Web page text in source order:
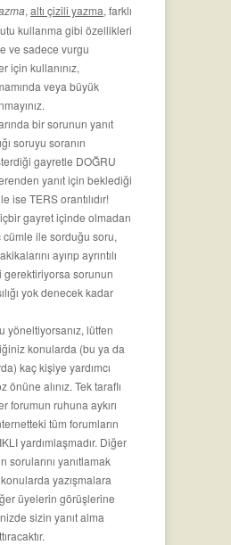
, altı çizili yazma, farklı
kullanma gibi özellikleri
ve sadece vurgu
için kullanınız,
veya büyük
bir sorunun yanıt
soruyu soranın
gayretle DOĞRU
yanıt için beklediği
ise TERS orantılıdır!
gayret içinde olmadan
ile sorduğu soru,
ayırıp ayrıntılı
gerektiriyorsa sorunun
yok denecek kadar
yöneltiyorsanız, lütfen
konularda (bu ya da
kaç kişiye yardımcı
önüne alınız. Tek taraflı
forumun ruhuna aykırı
tüm forumların
yardımlaşmadır. Diğer
sorularını yanıtlamak
yazışmalara
üyelerin görüşlerine
sizin yanıt alma